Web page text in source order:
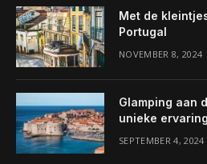
Met de
Portugal
NOVEMBER 8, 2024
Glamping aan
unieke
SEPTEMBER 4, 2024